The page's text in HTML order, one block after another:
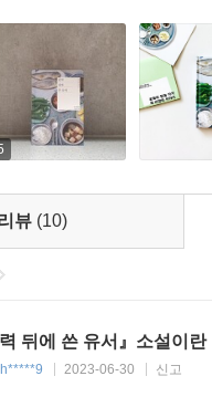
뷰 (10)
력 뒤에 쓴 유서』소설이
h*****9 2023-06-30 신고